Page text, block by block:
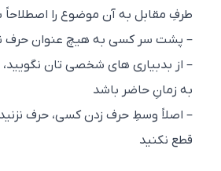
است، حرفهایتان را با آنها در میان بگذارید.
مازیار میرمشاور وتحلیلگر
سخن گفتن متفاوت و
تاثیرگذار